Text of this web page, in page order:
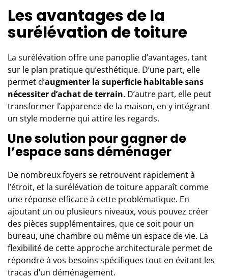
Les avantages de la
surélévation de toiture
La surélévation offre une panoplie d’avantages, tant
sur le plan pratique qu’esthétique. D’une part, elle
permet d’augmenter la superficie habitable sans
nécessiter d’achat de terrain. D’autre part, elle peut
transformer l’apparence de la maison, en y intégrant
un style moderne qui attire les regards.
Une solution pour gagner de
l’espace sans déménager
De nombreux foyers se retrouvent rapidement à
l’étroit, et la surélévation de toitureapparaît comme
une réponse efficace à cette problématique. En
ajoutant un ou plusieurs niveaux, vous pouvez créer
des pièces supplémentaires, que ce soit pour un
bureau, une chambre ou même un espace de vie. La
flexibilité de cette approche architecturale permet de
répondre à vos besoins spécifiques tout en évitant les
tracas d’un déménagement.